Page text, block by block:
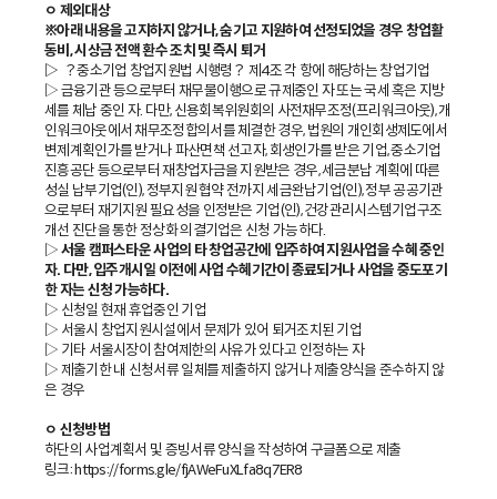
ㅇ 제외대상
※아래 내용을 고지하지 않거나, 숨기고 지원하여 선정되었을 경우 창업활
동비, 시상금 전액 환수 조치 및 즉시 퇴거
▷ ？중소기업 창업지원법 시행령？ 제4조 각 항에 해당하는 창업기업
▷ 금융기관 등으로부터 채무불이행으로 규제중인 자 또는 국세 혹은 지방
세를 체납 중인 자. 다만, 신용회복위원회의 사전채무조정(프리워크아웃), 개
인워크아웃에서 채무조정합의서를 체결한 경우, 법원의 개인회생제도에서
변제계획인가를 받거나 파산면책 선고자, 회생인가를 받은 기업, 중소기업
진흥공단 등으로부터 재창업자금을 지원받은 경우, 세금분납 계획에 따른
성실 납부기업(인), 정부지원 협약 전까지 세금완납기업(인), 정부 공공기관
으로부터 재기지원 필요성을 인정받은 기업(인), 건강관리시스템기업구조
개선 진단을 통한 정상화 의결기업은 신청 가능하다.
▷서울 캠퍼스타운 사업의 타 창업공간에 입주하여 지원사업을 수혜 중인
자. 다만, 입주개시일 이전에 사업 수혜기간이 종료되거나 사업을 중도포기
한 자는 신청 가능하다.
▷ 신청일 현재 휴업중인 기업
▷ 서울시 창업지원시설에서 문제가 있어 퇴거조치된 기업
▷ 기타 서울시장이 참여제한의 사유가 있다고 인정하는 자
▷ 제출기한 내 신청서류 일체를 제출하지 않거나 제출양식을 준수하지 않
은 경우
ㅇ 신청방법
하단의 사업계획서 및 증빙서류 양식을 작성하여 구글폼으로 제출
링크:https://forms.gle/fjAWeFuXLfa8q7ER8